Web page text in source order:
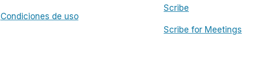
Condiciones de uso
Scribe
Scribe for Meetings